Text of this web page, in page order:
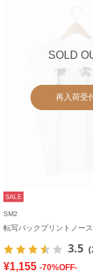
SOLD
再入荷受
SALE
SM2
転写バックプリントノー
3.5
¥1,155 -70%OFF-